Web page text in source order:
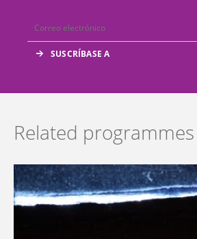
Related programmes